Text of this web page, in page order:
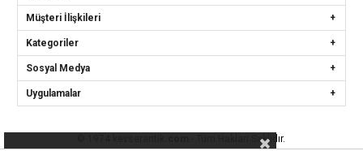
Müşteri İlişkileri
Kategoriler
Sosyal Medya
Uygulamalar
- Tüm Hakları Saklıdır.